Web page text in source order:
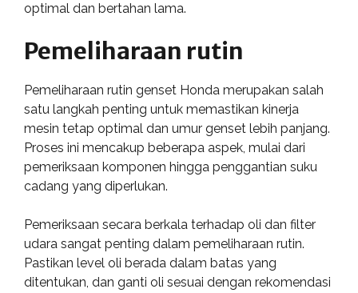
optimal dan bertahan lama.
Pemeliharaan rutin
Pemeliharaan rutin genset Honda merupakan salah
satu langkah penting untuk memastikan kinerja
mesin tetap optimal dan umur genset lebih panjang.
Proses ini mencakup beberapa aspek, mulai dari
pemeriksaan komponen hingga penggantian suku
cadang yang diperlukan.
Pemeriksaan secara berkala terhadap oli dan filter
udara sangat penting dalam pemeliharaan rutin.
Pastikan level oli berada dalam batas yang
ditentukan, dan ganti oli sesuai dengan rekomendasi